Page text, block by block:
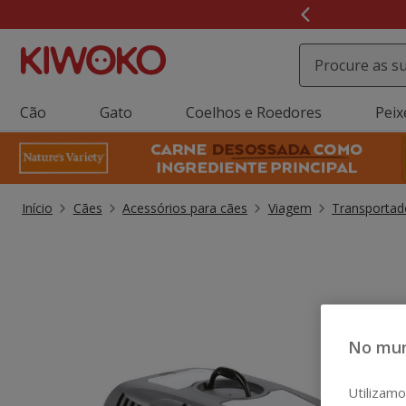
de
3,
mensagem,
Cão Gato Coelhos e Roedores
Início Cães Acessórios para cães Viagem
No